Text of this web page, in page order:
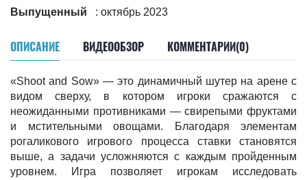
Выпущенный
: октябрь 2023
ОПИСАНИЕ ВИДЕООБЗОР КОММЕНТАРИИ(0)
«Shoot and Sow» — это динамичный шутер на арене с
видом сверху, в котором игроки сражаются с
неожиданными противниками — свирепыми фруктами
и мстительными овощами. Благодаря элементам
рогаликового игрового процесса ставки становятся
выше, а задачи усложняются с каждым пройденным
уровнем. Игра позволяет игрокам исследовать